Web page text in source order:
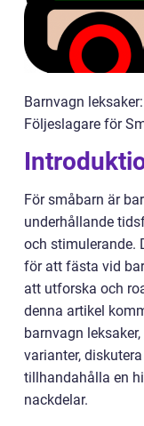
Barnvagn
Följeslagare för
För småbarn är
underhållande
och stimulerande.
för att fästa vid
att utforska och
denna artikel
barnvagn
varianter,
tillhandahålla en
nackdelar.